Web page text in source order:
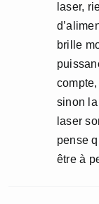
laser,
brille
sinon
laser
pense
être à